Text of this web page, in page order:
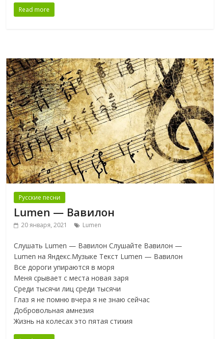
Read more
Русские песни
Lumen — Вавилон
20 января, 2021 Lumen
Слушать Lumen — Вавилон Слушайте Вавилон —
Lumen на Яндекс.Музыке Текст Lumen — Вавилон
Все дороги упираются в моря
Меня срывает с места новая заря
Среди тысячи лиц среди тысячи
Глаз я не помню вчера я не знаю сейчас
Добровольная амнезия
Жизнь на колесах это пятая стихия